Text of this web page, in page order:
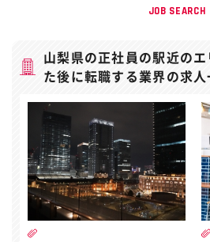
JOB SEARCH
山梨県の正社員の駅近の
た後に転職する業界の求人